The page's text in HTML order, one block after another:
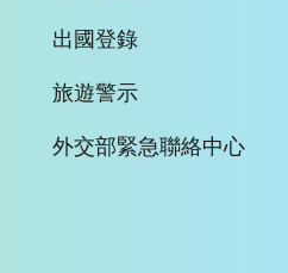
出國登錄
旅遊警示
外交部緊急聯絡中心